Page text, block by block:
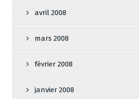
avril 2008
mars 2008
février 2008
janvier 2008